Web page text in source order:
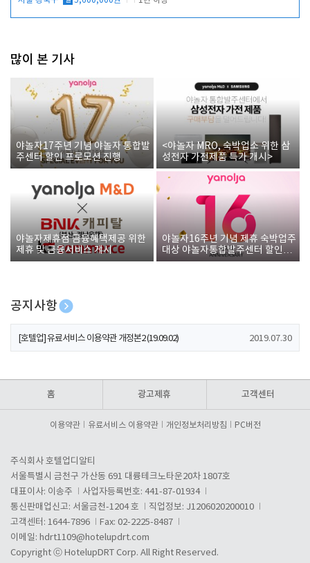
많이 본 기사
야놀자17주년 기념 야놀자 통합발
주센터 할인 프로모션 진행
<야놀자 MRO, 숙박업소 위한 삼
성전자 가전제품 특가 개시>
야놀자제휴점 금융혜택제공 위한
제휴 및 금융서비스 게시
야놀자16주년 기념 제휴 숙박업주
대상 야놀자통합발주센터 할인쿠
폰 증정
공지사항
[호텔업] 개인정보 처리방침 개정본1 (19.09.02)
[호텔업] 유료서비스 이용약관 개정본2 (19.09.02) 2019.07.30
홈 광고제휴 고객센터
이용약관 유료서비스 이용약관 개인정보처리방침 PC버전
주식회사 호텔업디알티
서울특별시 금천구 가산동 691 대륭테크노타운20차 1807호
대표이사: 이송주
사업자등록번호: 441-87-01934
통신판매업신고: 서울금천-1204 호
직업정보: J1206020200010
고객센터: 1644-7896
Fax: 02-2225-8487
이메일: hdrt1109@hotelupdrt.com
Copyright ⓒ HotelupDRT Corp. All Right Reserved.